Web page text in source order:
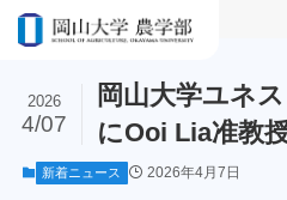
ホーム 新着ニュース
岡山大学ユネ
にOoi Lia准教
2026
4/07
新着ニュース 2026年4月7日